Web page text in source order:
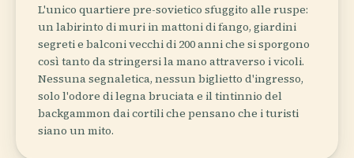
L'unico quartiere pre-sovietico sfuggito alle ruspe:
un labirinto di muri in mattoni di fango, giardini
segreti e balconi vecchi di 200 anni che si sporgono
così tanto da stringersi la mano attraverso i vicoli.
Nessuna segnaletica, nessun biglietto d'ingresso,
solo l'odore di legna bruciata e il tintinnio del
backgammon dai cortili che pensano che i turisti
siano un mito.